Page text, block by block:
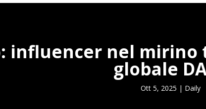
influencer nel
globale
Ott 5, 2025 | Daily